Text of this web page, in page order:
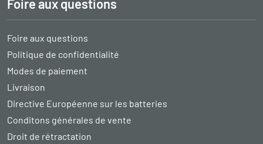
Foire aux questions
Foire aux questions
Politique de confidentialité
Modes de paiement
Livraison
Directive Européenne sur les batteries
Conditons générales de vente
Droit de rétractation